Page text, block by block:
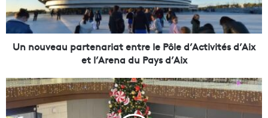
e
a
u
t
e
n
Un nouveau partenariat entre le Pôle d’Activités d’Aix
et l’Arena du Pays d’Aix
N
o
ë